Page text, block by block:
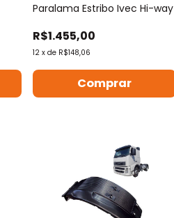
Paralama Estribo Ivec Hi-way
R$1.455,00
12 x de R$148,06
Comprar